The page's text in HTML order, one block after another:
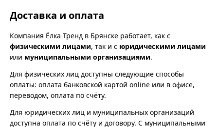
Доставка и оплата
Компания Ёлка Тренд в Брянске работает, как с
физическими лицами, так и с юридическими лицами
или муниципальными организациями.
Для физических лиц доступны следующие способы
оплаты: оплата банковской картой online или в офисе,
переводом, оплата по счёту.
Для юридических лиц и муниципальных организаций
доступна оплата по счёту и договору. С муниципальными